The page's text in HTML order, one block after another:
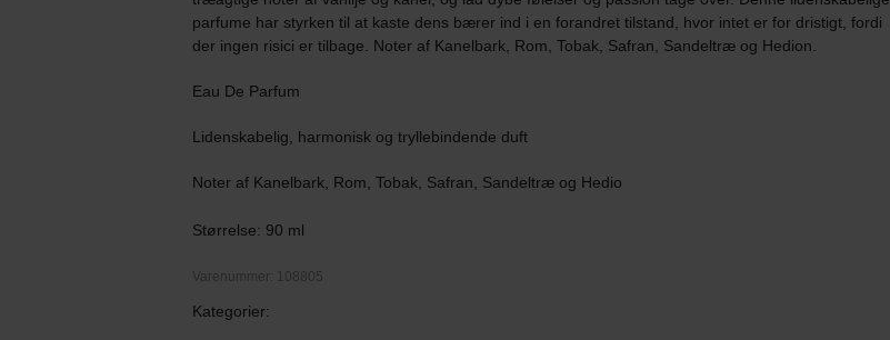
parfume har styrken til at kaste dens bærer ind i en forandret tilstand, hvor intet er for dristigt, fordi
der ingen risici er tilbage. Noter af Kanelbark, Rom, Tobak, Safran, Sandeltræ og Hedion.
Eau De Parfum
Lidenskabelig, harmonisk og tryllebindende duft
Noter af Kanelbark, Rom, Tobak, Safran, Sandeltræ og Hedio
Størrelse: 90 ml
Varenummer: 108805
Kategorier: